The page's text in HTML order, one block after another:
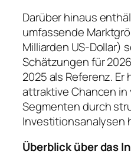
Darüber hinaus
umfassende
Milliarden US-Dollar)
Schätzungen für
2025 als Referenz.
attraktive Chancen
Segmenten durch
Investitionsanalysen
Überblick über das